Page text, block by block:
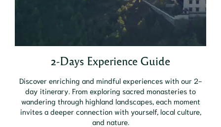
2-Days Experience Guide
Discover enriching and mindful experiences with our 2-
day itinerary. From exploring sacred monasteries to
wandering through highland landscapes, each moment
invites a deeper connection with yourself, local culture,
and nature.